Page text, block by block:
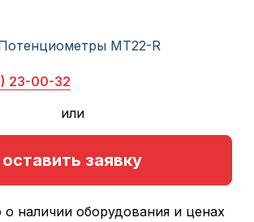
23-00-32
или
оставить заявку
наличии оборудования и ценах